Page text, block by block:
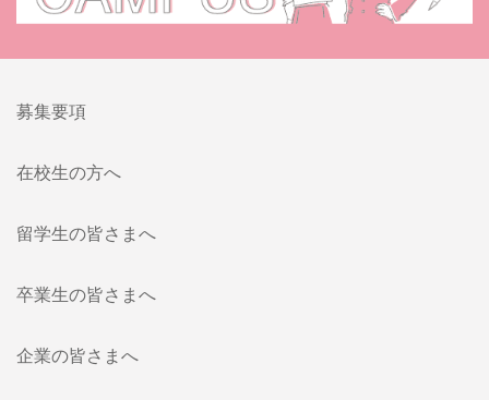
募集要項
在校生の方へ
留学生の皆さまへ
卒業生の皆さまへ
企業の皆さまへ